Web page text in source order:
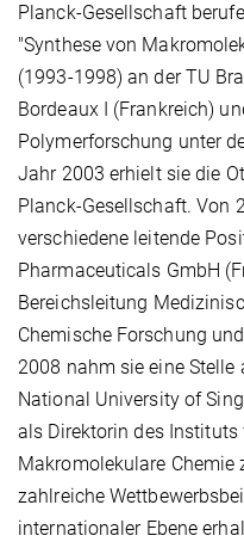
Planck-Gesellschaft
"Synthese von
(1993-1998) an der TU
Bordeaux I (Frankreich)
Polymerforschung unter
Jahr 2003 erhielt sie die
Planck-Gesellschaft. Von
verschiedene leitende
Pharmaceuticals GmbH
Bereichsleitung
Chemische Forschung
2008 nahm sie eine
National University of
als Direktorin des Instituts
Makromolekulare Chemie
zahlreiche
internationaler Ebene